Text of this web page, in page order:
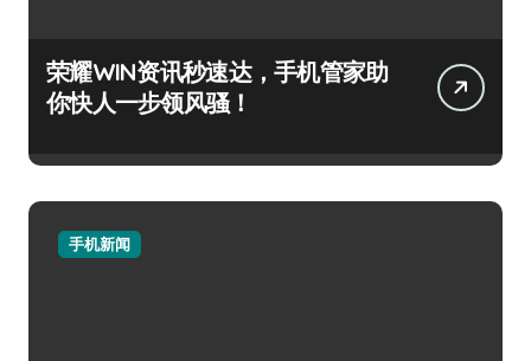
荣耀WIN资讯秒速达，手机管家助
你快人一步领风骚！
手机新闻